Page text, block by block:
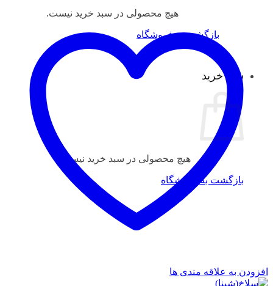
هیچ محصولی در سبد خرید نیست.
بازگشت به فروشگاه
سبد خرید
هیچ محصولی در سبد خرید نیست.
بازگشت به فروشگاه
افزودن به علاقه مندی ها